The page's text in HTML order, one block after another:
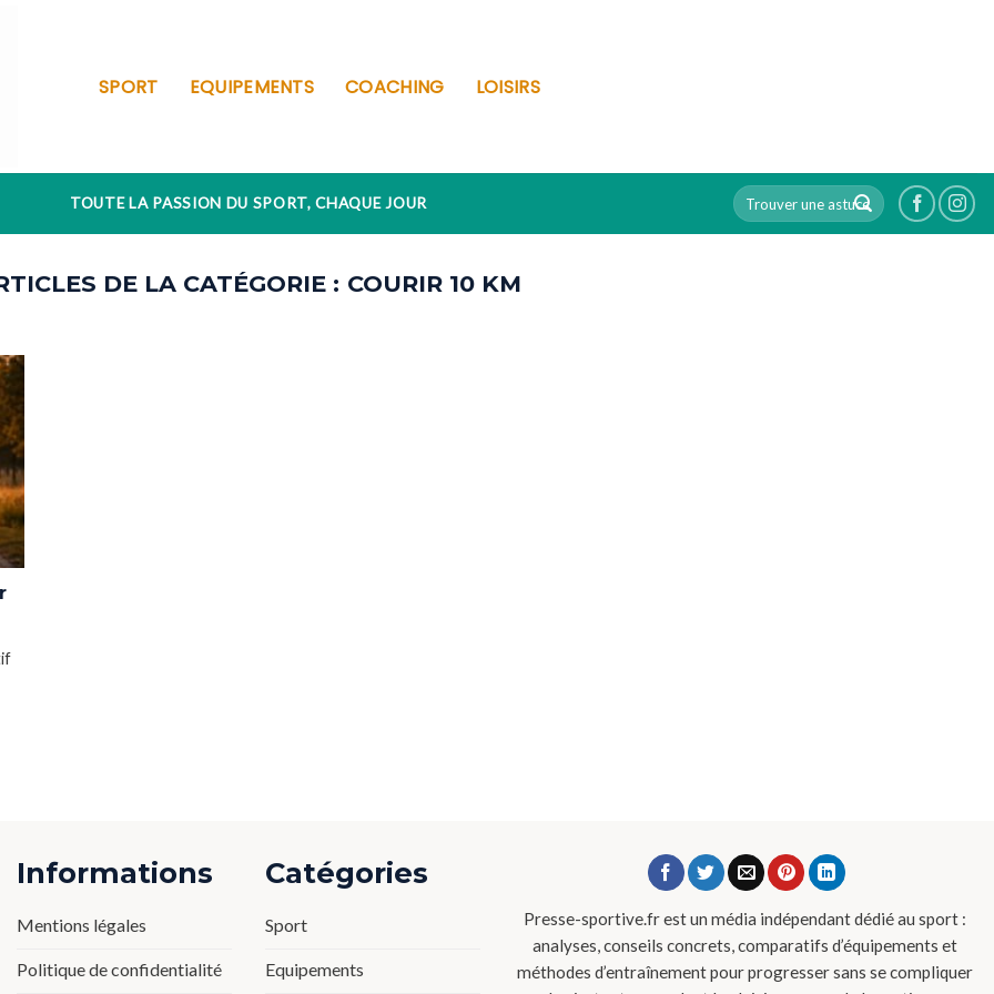
SPORT EQUIPEMENTS COACHING LOISIRS
TOUTE LA PASSION DU SPORT, CHAQUE JOUR
COURIR 10 KM
Informations
Mentions légales
Politique de confidentialité
Catégories
Sport
Equipements
Presse-sportive.fr est un média indépendant dédié au sport :
analyses, conseils concrets, comparatifs d’équipements et
méthodes d’entraînement pour progresser sans se compliquer